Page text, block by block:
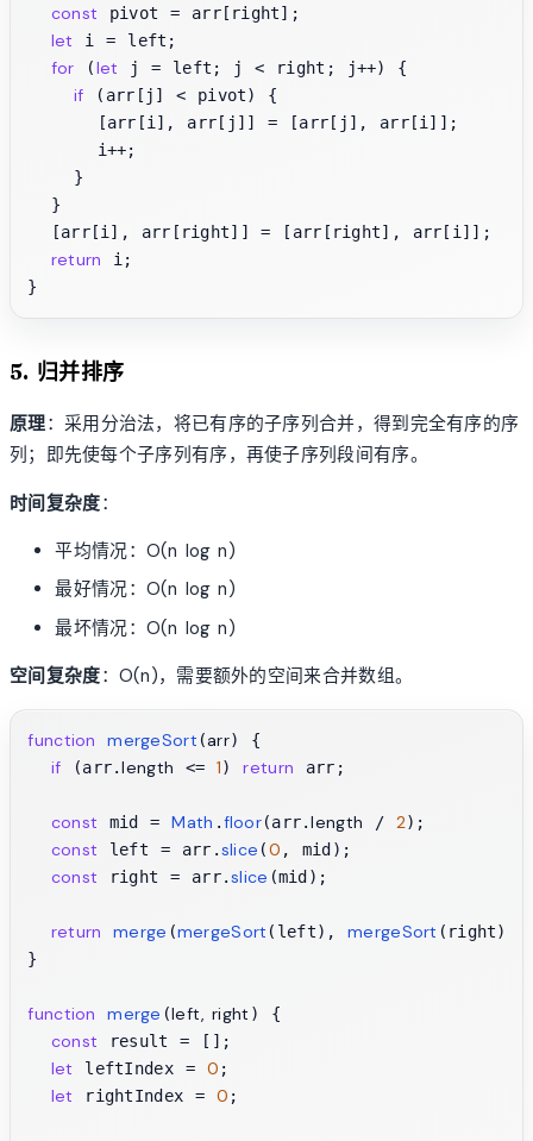
const pivot = arr[right];
let i = left;
for (let j = left; j < right; j++) {
if (arr[j] < pivot) {
      [arr[i], arr[j]] = [arr[j], arr[i]];
      i++;
    }
  }
  [arr[i], arr[right]] = [arr[right], arr[i]];
return i;
5. 归并排序
原理：采用分治法，将已有序的子序列合并，得到完全有序的序
列；即先使每个子序列有序，再使子序列段间有序。
时间复杂度：
平均情况：O(n log n)
最好情况：O(n log n)
最坏情况：O(n log n)
空间复杂度：O(n)，需要额外的空间来合并数组。
function mergeSort (arr) {
if (arr.length <= 1) return arr;
const mid = Math .floor(arr.length / 2);
const left = arr.slice (0 , mid);
const right = arr.slice (mid);
return merge (mergeSort (left), mergeSort (right));
}
function merge (left, right ) {
const result = [];
let leftIndex = 0 ;
let rightIndex = 0 ;